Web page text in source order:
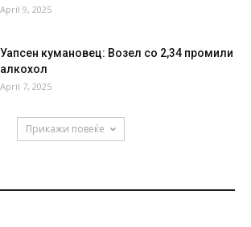
April 9, 2025
Уапсен кумановец: Возел со 2,34 промили
алкохол
April 7, 2025
Прикажи повеќе